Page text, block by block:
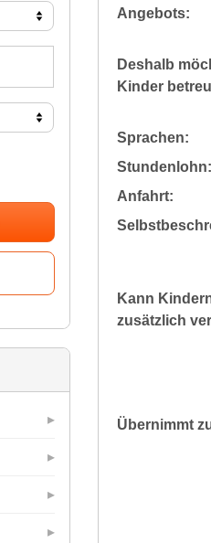
Angebots:
Deshalb
Kinder
Sprachen:
Stundenlohn:
Anfahrt:
Kann
zusätzlich
Übernimmt